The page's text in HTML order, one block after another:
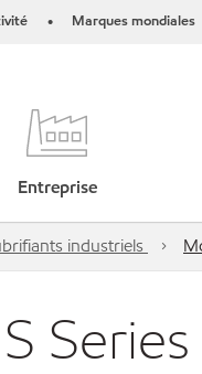
• Marques mondiales
Entreprise
industriels
Series